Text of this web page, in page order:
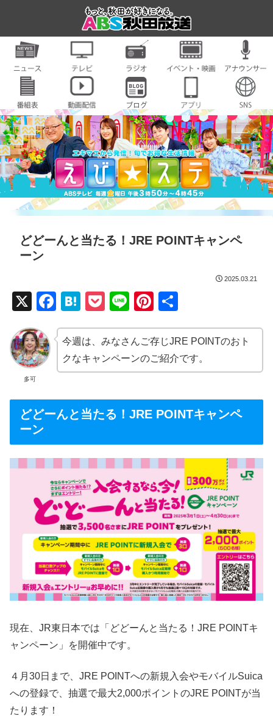
どどーんと当たる！JRE POINTキャンペ
ーン
2025.03.21
X
F
c
e
b
o
o
H
e
n
a
P
ck
et
Li
e
Pi
er
e
st
多可
今週は、みなさんご存じJRE POINTのおト
クなキャンペーンのご紹介です。
どどーんと当たる！JRE POINTキャンペ
ーン
現在、JR東日本では「どどーんと当たる！JRE POINTキ
ャンペーン」を開催中です。
４月30日まで、JRE POINTへの新規入会やモバイルSuica
への登録で、抽選で最大2,000ポイントのJRE POINTが当
たります！